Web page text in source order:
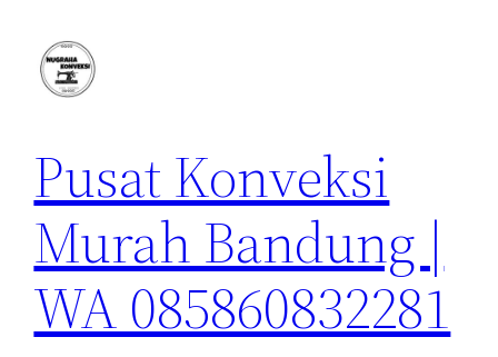
konten
Pusat Konveksi
Murah Bandung |
WA 085860832281